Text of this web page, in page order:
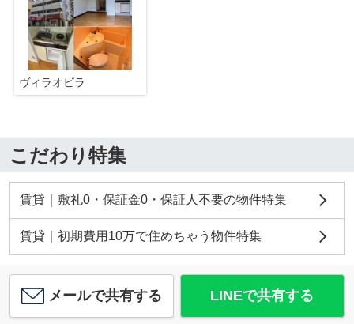
ヴィラオビラ
こだわり特集
賃貸｜敷礼0・保証金0・保証人不要の物件特集
賃貸｜初期費用10万で住めちゃう物件特集
メールで共有する LINEで共有する